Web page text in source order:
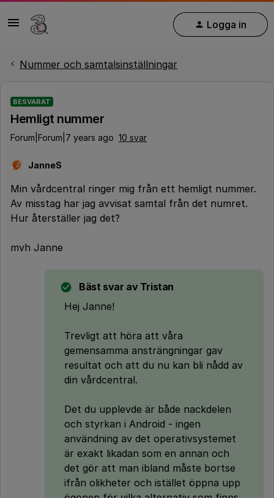
Logga in
Nummer och samtalsinställningar
BESVARAT
Hemligt nummer
Forum|Forum|7 years ago 10 svar
J JanneS
Min vårdcentral ringer mig från ett hemligt nummer.
Av misstag har jag avvisat samtal från det numret.
Hur återställer jag det?
mvh Janne
Bäst svar av Tristan
Hej Janne!
Trevligt att höra att våra
gemensamma ansträngningar gav
resultat och att du nu kan bli nådd av
din vårdcentral.
Det du upplevde är både nackdelen
och styrkan i Android - ingen
användning av det operativsystemet
är exakt likadan som en annan och
det gör att man ibland måste bortse
ifrån olikheter och istället öppna upp